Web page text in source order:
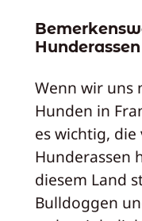
Hunderassen
Wenn wir uns
Hunden in
es wichtig,
Hunderassen
diesem Land
Bulldoggen